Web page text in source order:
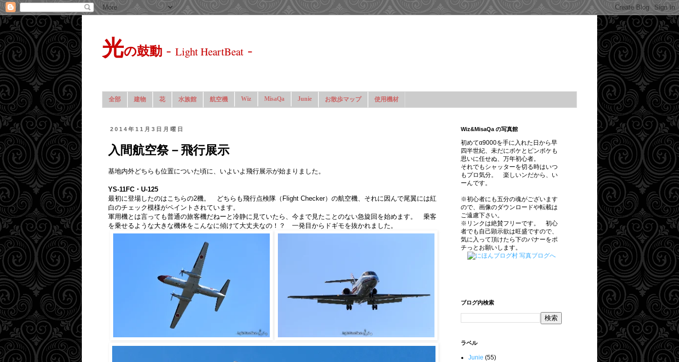
光の鼓動 - Light HeartBeat -
全部 建物 花 水族館 航空機 Wiz MisaQa Junie お散歩マップ 使用機材
2014年11月3日月曜日
入間航空祭－飛行展示
基地内外どちらも位置についた頃に、いよいよ飛行展示が始まりました。
YS-11FC・U-125
最初に登場したのはこちらの2機。 どちらも飛行点検隊（Flight Checker）の航空機、それに因んで尾翼には紅
白のチェック模様がペイントされています。
軍用機とは言っても普通の旅客機だねーと冷静に見ていたら、今まで見たことのない急旋回を始めます。 乗客
を乗せるような大きな機体をこんなに傾けて大丈夫なの！？ 一発目からドギモを抜かれました。
Wiz&MisaQa の写真館
初めてα9000を手に入れた日から早
四半世紀、未だにボケとピンボケも
思いに任せぬ、万年初心者。
それでもシャッターを切る時はいつ
もプロ気分。 楽しいンだから、い
ーんです。
※初心者にも五分の魂がございます
ので、画像のダウンロードや転載は
ご遠慮下さい。
※ リンクは絶賛フリーです。 初心
者でも自己顕示欲は旺盛ですので、
気に入って頂けたら下のバナーをポ
チっとお願いします。
ブログ内検索
ラベル
Junie (55)